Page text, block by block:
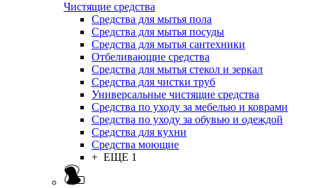
Чистящие средства
Средства для мытья пола
Средства для мытья посуды
Средства для мытья сантехники
Отбеливающие средства
Средства для мытья стекол и зеркал
Средства для чистки труб
Универсальные чистящие средства
Средства по уходу за мебелью и коврами
Средства по уходу за обувью и одеждой
Средства для кухни
Средства моющие
+ ЕЩЕ 1